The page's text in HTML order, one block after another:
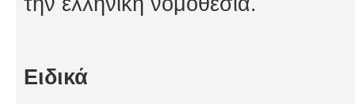
Ειδικά